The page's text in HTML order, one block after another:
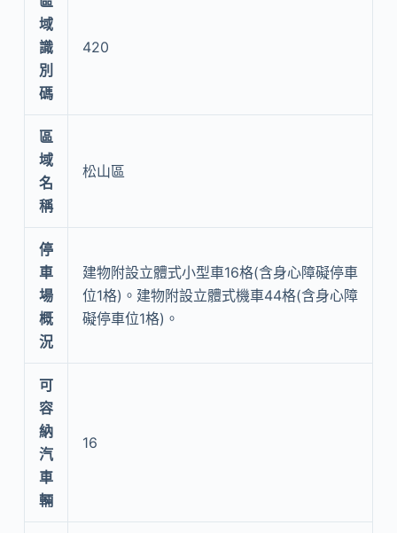
域
識
別
碼
420
區
域
名
稱
松山區
停
車
場
概
況
建物附設立體式小型車16格(含身心障礙停車
位1格)。建物附設立體式機車44格(含身心障
礙停車位1格)。
可
容
納
汽
車
輛
16